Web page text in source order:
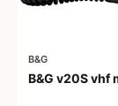
B&G
B&G v20S vhf